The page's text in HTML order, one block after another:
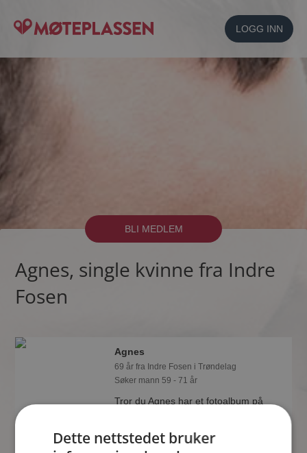
LOGG INN
BLI MEDLEM
Agnes, single kvinne fra Indre
Fosen
Agnes
69 år fra Indre Fosen i Trøndelag
Søker mann 59 - 71 år
Tror du Agnes har et fotoalbum på
spennende bilder på sidene.
Dette nettstedet bruker